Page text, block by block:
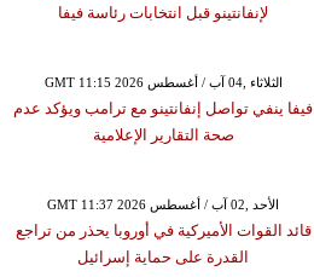
لإنفانتينو قبل انتخابات رئاسة فيفا
GMT 11:15 2026 الثلاثاء ,04 آب / أغسطس
فيفا ينفي تواصل إنفانتينو مع ترامب ويؤكد عدم
صحة التقارير الإعلامية
GMT 11:37 2026 الأحد ,02 آب / أغسطس
قائد القوات الأميركية في أوروبا يحذر من تراجع
القدرة على حماية إسرائيل